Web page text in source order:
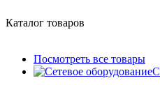
Каталог товаров
Посмотреть все товары